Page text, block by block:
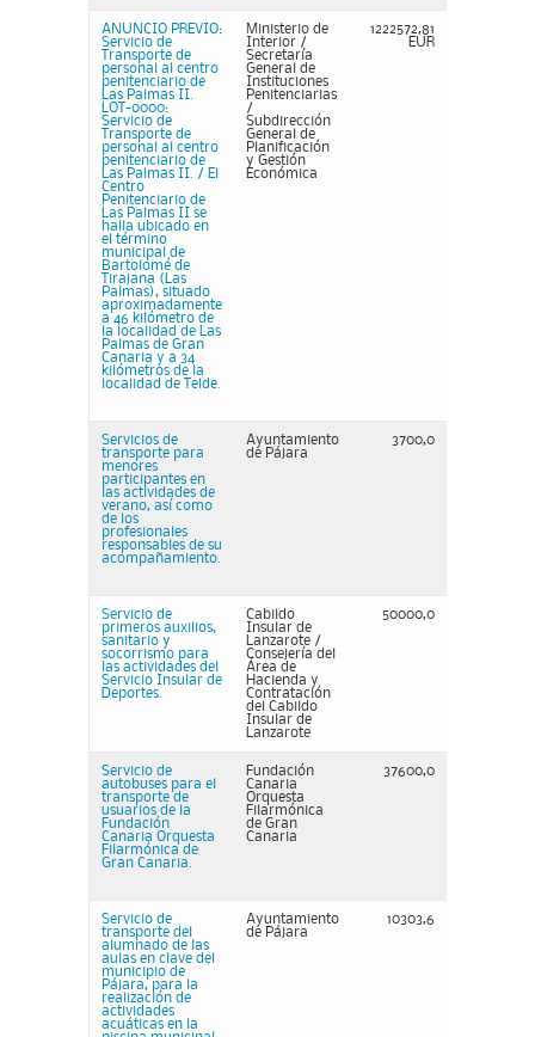
ANUNCIO PREVIO:
Servicio de
Transporte de
personal al centro
penitenciario de
Las Palmas II.
LOT-0000:
Servicio de
Transporte de
personal al centro
penitenciario de
Las Palmas II. / El
Centro
Penitenciario de
Las Palmas II se
halla ubicado en
el término
municipal de
Bartolomé de
Tirajana (Las
Palmas), situado
aproximadamente
a 46 kilómetro de
la localidad de Las
Palmas de Gran
Canaria y a 34
kilómetros de la
localidad de Telde.
Ministerio de
Interior /
Secretaría
General de
Instituciones
Penitenciarias
/
Subdirección
General de
Planificación
y Gestión
Económica
1222572,81
EUR
Servicios de
transporte para
menores
participantes en
las actividades de
verano, así como
de los
profesionales
responsables de su
acompañamiento.
Ayuntamiento
de Pájara
3700,0
Servicio de
primeros auxilios,
sanitario y
socorrismo para
las actividades del
Servicio Insular de
Deportes.
Cabildo
Insular de
Lanzarote /
Consejería del
Área de
Hacienda y
Contratación
del Cabildo
Insular de
Lanzarote
50000,0
Servicio de
autobuses para el
transporte de
usuarios de la
Fundación
Canaria Orquesta
Filarmónica de
Gran Canaria.
Fundación
Canaria
Orquesta
Filarmónica
de Gran
Canaria
37600,0
Servicio de
transporte del
alumnado de las
aulas en clave del
municipio de
Pájara, para la
realización de
actividades
acuáticas en la
Ayuntamiento
de Pájara
10303,6